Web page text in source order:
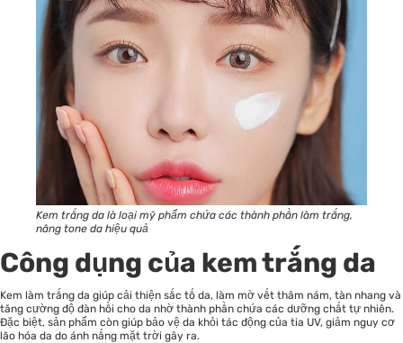
Kem trắng da là loại mỹ phẩm chứa các thành phần làm trắng,
nâng tone da hiệu quả
Công dụng của kem trắng da
Kem làm trắng da giúp cải thiện sắc tố da, làm mờ vết thâm nám, tàn nhang và
tăng cường độ đàn hồi cho da nhờ thành phần chứa các dưỡng chất tự nhiên.
Đặc biệt, sản phẩm còn giúp bảo vệ da khỏi tác động của tia UV, giảm nguy cơ
lão hóa da do ánh nắng mặt trời gây ra.